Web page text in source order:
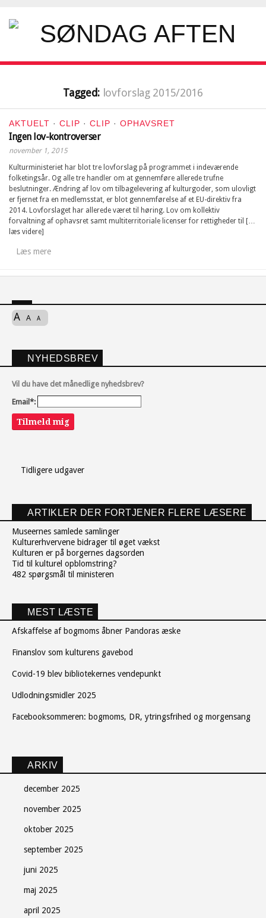
Tagged: lovforslag 2015/2016
AKTUELT · CLIP · CLIP · OPHAVSRET
Ingen lov-kontroverser
november 1, 2015
Kulturministeriet har blot tre lovforslag på programmet i indeværende
folketingsår. Og alle tre handler om at gennemføre allerede trufne
beslutninger. Ændring af lov om tilbagelevering af kulturgoder, som ulovligt
er fjernet fra en medlemsstat, er blot gennemførelse af et EU-direktiv fra
2014. Lovforslaget har allerede været til høring. Lov om kollektiv
forvaltning af ophavsret samt multiterritoriale licenser for rettigheder til […
læs videre]
Læs mere
A A A
NYHEDSBREV
Vil du have det månedlige nyhedsbrev?
Email*:
Tilmeld mig
Tidligere udgaver
ARTIKLER DER FORTJENER FLERE LÆSERE
Museernes samlede samlinger
Kulturerhvervene bidrager til øget vækst
Kulturen er på borgernes dagsorden
Tid til kulturel opblomstring?
482 spørgsmål til ministeren
MEST LÆSTE
Afskaffelse af bogmoms åbner Pandoras æske
Finanslov som kulturens gavebod
Covid-19 blev bibliotekernes vendepunkt
Udlodningsmidler 2025
Facebooksommeren: bogmoms, DR, ytringsfrihed og morgensang
ARKIV
december 2025
november 2025
oktober 2025
september 2025
juni 2025
maj 2025
april 2025